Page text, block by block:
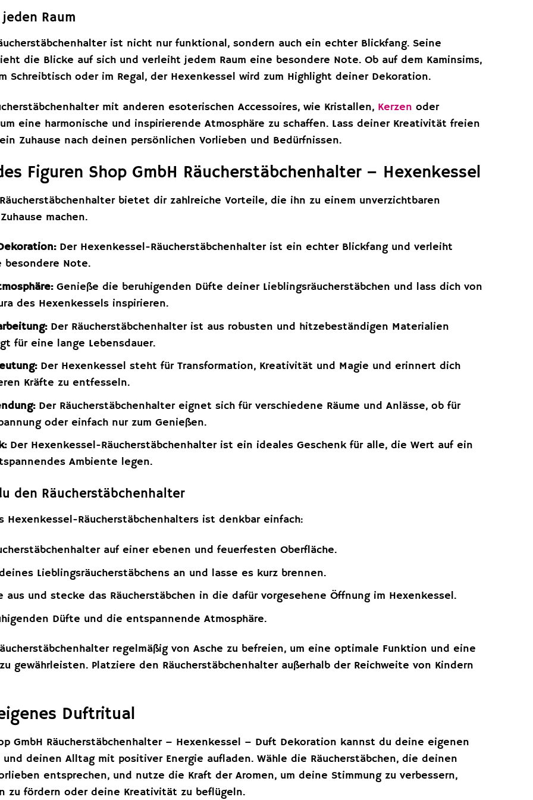
Raum
ist nicht nur funktional, sondern auch ein echter Blickfang. Seine
die Blicke auf sich und verleiht jedem Raum eine besondere Note. Ob auf dem Kaminsims,
Schreibtisch oder im Regal, der Hexenkessel wird zum Highlight deiner Dekoration.
mit anderen esoterischen Accessoires, wie Kristallen, Kerzen oder
eine harmonische und inspirierende Atmosphäre zu schaffen. Lass deiner Kreativität freien
Zuhause nach deinen persönlichen Vorlieben und Bedürfnissen.
Figuren Shop GmbH Räucherstäbchenhalter – Hexenkessel
bietet dir zahlreiche Vorteile, die ihn zu einem unverzichtbaren
machen.
Der Hexenkessel-Räucherstäbchenhalter ist ein echter Blickfang und verleiht
besondere Note.
Genieße die beruhigenden Düfte deiner Lieblingsräucherstäbchen und lass dich von
des Hexenkessels inspirieren.
Der Räucherstäbchenhalter ist aus robusten und hitzebeständigen Materialien
für eine lange Lebensdauer.
Der Hexenkessel steht für Transformation, Kreativität und Magie und erinnert dich
Kräfte zu entfesseln.
Der Räucherstäbchenhalter eignet sich für verschiedene Räume und Anlässe, ob für
oder einfach nur zum Genießen.
Der Hexenkessel-Räucherstäbchenhalter ist ein ideales Geschenk für alle, die Wert auf ein
Ambiente legen.
den Räucherstäbchenhalter
Hexenkessel-Räucherstäbchenhalters ist denkbar einfach:
auf einer ebenen und feuerfesten Oberfläche.
Lieblingsräucherstäbchens an und lasse es kurz brennen.
aus und stecke das Räucherstäbchen in die dafür vorgesehene Öffnung im Hexenkessel.
Düfte und die entspannende Atmosphäre.
regelmäßig von Asche zu befreien, um eine optimale Funktion und eine
gewährleisten. Platziere den Räucherstäbchenhalter außerhalb der Reichweite von Kindern
Duftritual
GmbH Räucherstäbchenhalter – Hexenkessel – Duft Dekoration kannst du deine eigenen
deinen Alltag mit positiver Energie aufladen. Wähle die Räucherstäbchen, die deinen
entsprechen, und nutze die Kraft der Aromen, um deine Stimmung zu verbessern,
zu fördern oder deine Kreativität zu beflügeln.